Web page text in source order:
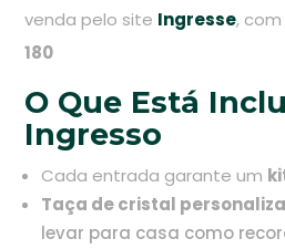
venda pelo site Ingresse,
180
O Que Está
Ingresso
Cada entrada garante um
Taça de cristal
levar para casa como